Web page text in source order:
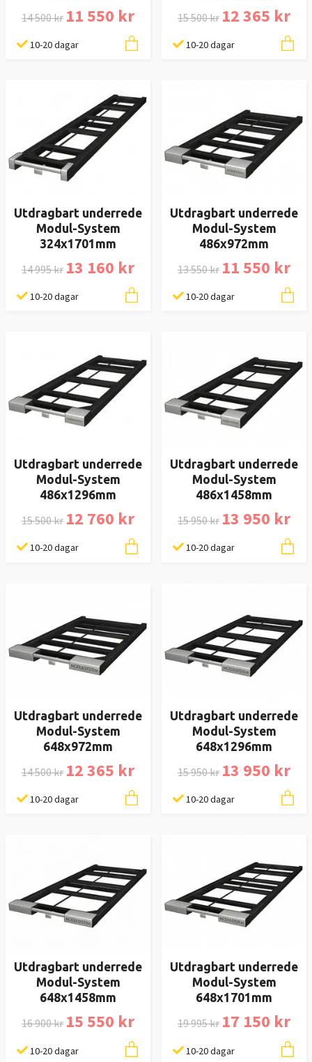
14 500 kr 11 550 kr
10-20 dagar
15 500 kr 12 365 kr
10-20 dagar
Utdragbart underrede
Modul-System
324x1701mm
14 995 kr 13 160 kr
10-20 dagar
Utdragbart underrede
Modul-System
486x972mm
13 550 kr 11 550 kr
10-20 dagar
Utdragbart underrede
Modul-System
486x1296mm
15 500 kr 12 760 kr
10-20 dagar
Utdragbart underrede
Modul-System
486x1458mm
15 950 kr 13 950 kr
10-20 dagar
Utdragbart underrede
Modul-System
648x972mm
14 500 kr 12 365 kr
10-20 dagar
Utdragbart underrede
Modul-System
648x1296mm
15 950 kr 13 950 kr
10-20 dagar
Utdragbart underrede
Modul-System
648x1458mm
16 900 kr 15 550 kr
10-20 dagar
Utdragbart underrede
Modul-System
648x1701mm
19 995 kr 17 150 kr
10-20 dagar